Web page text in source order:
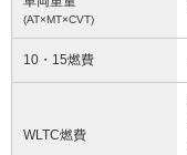
(AT×MT×CVT)
10・15燃費
WLTC燃費